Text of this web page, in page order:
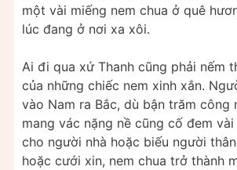
một vài miếng nem chua ở quê
lúc đang ở nơi xa xôi.
Ai đi qua xứ Thanh cũng phải nếm
của những chiếc nem xinh xắn.
vào Nam ra Bắc, dù bận trăm công
mang vác nặng nề cũng cố đem
cho người nhà hoặc biếu người
hoặc cưới xin, nem chua trở thành